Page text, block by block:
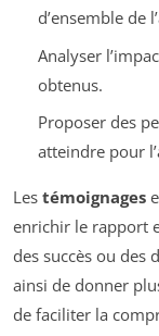
d’ensemble de
Analyser
obtenus.
Proposer des
atteindre pour
Les témoignages
enrichir le rapport
des succès ou des
ainsi de donner
de faciliter la